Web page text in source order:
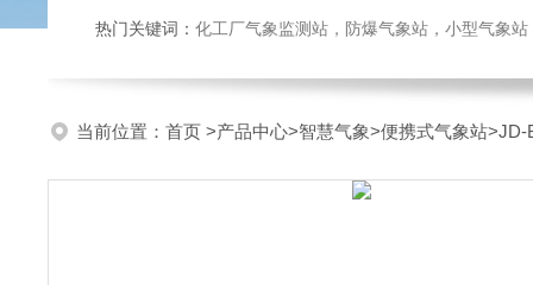
热门关键词： 化工厂气象监测站，防爆气象站，小型气象站，化
当前位置： 首页 >产品中心>智慧气象>便携式气象站>JD-